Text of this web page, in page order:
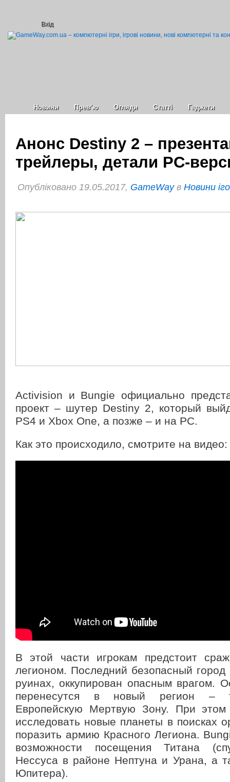
Вхід
Новини Прев’ю Огляди Статті Гаджети
Анонс Destiny 2 –
трейлеры, детали PC-
Опубліковано 19.05.2017, GameWayв Новини
Activision и Bungie официально
проект – шутер Destiny 2, который
PS4 и Xbox One, а позже – и на PC.
Как это происходило, смотрите на видео:
В этой части игрокам предстоит
легионом. Последний безопасный
руинах, оккупирован опасным врагом.
перенесутся в новый регион –
Европейскую Мертвую Зону. При этом
исследовать новые планеты в поисках
поразить армию Красного Легиона.
возможности посещения Титана
Нессуса в районе Нептуна и Урана, а
Юпитера).